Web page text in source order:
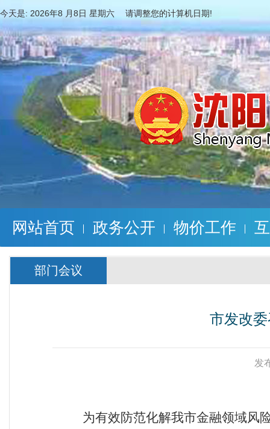
今天是: 2026年8 月8日 星期六 请调整您的计算机日期!
网站首页 政务公开 物价工作
部门会议
市发改
发
为有效防范化解我市金融领域风